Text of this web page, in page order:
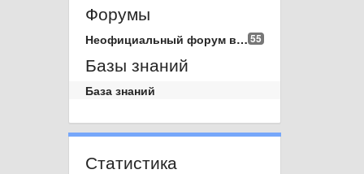
Форумы
55
Неофициальный форум вопросов и предложений.
Базы знаний
База знаний
Статистика